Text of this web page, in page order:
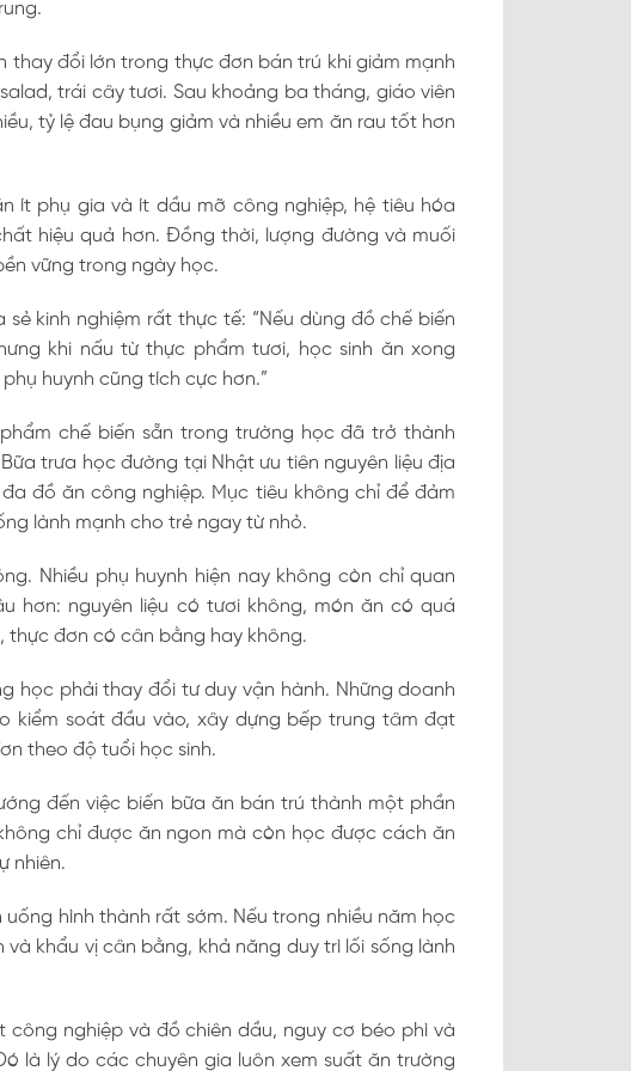
đổi lớn trong thực đơn bán trú khi giảm mạnh
trái cây tươi. Sau khoảng ba tháng, giáo viên
tỷ lệ đau bụng giảm và nhiều em ăn rau tốt hơn
ít phụ gia và ít dầu mỡ công nghiệp, hệ tiêu hóa
hiệu quả hơn. Đồng thời, lượng đường và muối
vững trong ngày học.
kinh nghiệm rất thực tế: “Nếu dùng đồ chế biến
khi nấu từ thực phẩm tươi, học sinh ăn xong
huynh cũng tích cực hơn.”
chế biến sẵn trong trường học đã trở thành
trưa học đường tại Nhật ưu tiên nguyên liệu địa
đồ ăn công nghiệp. Mục tiêu không chỉ để đảm
lành mạnh cho trẻ ngay từ nhỏ.
Nhiều phụ huynh hiện nay không còn chỉ quan
hơn: nguyên liệu có tươi không, món ăn có quá
thực đơn có cân bằng hay không.
học phải thay đổi tư duy vận hành. Những doanh
kiểm soát đầu vào, xây dựng bếp trung tâm đạt
theo độ tuổi học sinh.
đến việc biến bữa ăn bán trú thành một phần
chỉ được ăn ngon mà còn học được cách ăn
nhiên.
hình thành rất sớm. Nếu trong nhiều năm học
khẩu vị cân bằng, khả năng duy trì lối sống lành
công nghiệp và đồ chiên dầu, nguy cơ béo phì và
là lý do các chuyên gia luôn xem suất ăn trường